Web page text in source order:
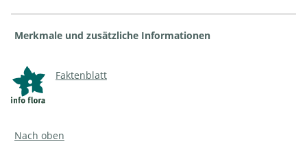
Merkmale und zusätzliche Informationen
Faktenblatt
Nach oben